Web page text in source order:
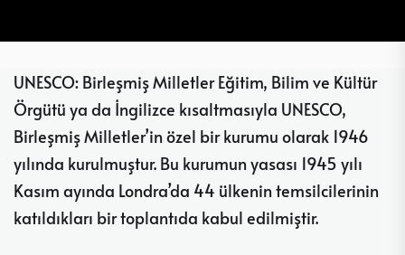
UNESCO: Birleşmiş Milletler Eğitim, Bilim ve Kültür
Örgütü ya da İngilizce kısaltmasıyla UNESCO,
Birleşmiş Milletler’in özel bir kurumu olarak 1946
yılında kurulmuştur. Bu kurumun yasası 1945 yılı
Kasım ayında Londra’da 44 ülkenin temsilcilerinin
katıldıkları bir toplantıda kabul edilmiştir.